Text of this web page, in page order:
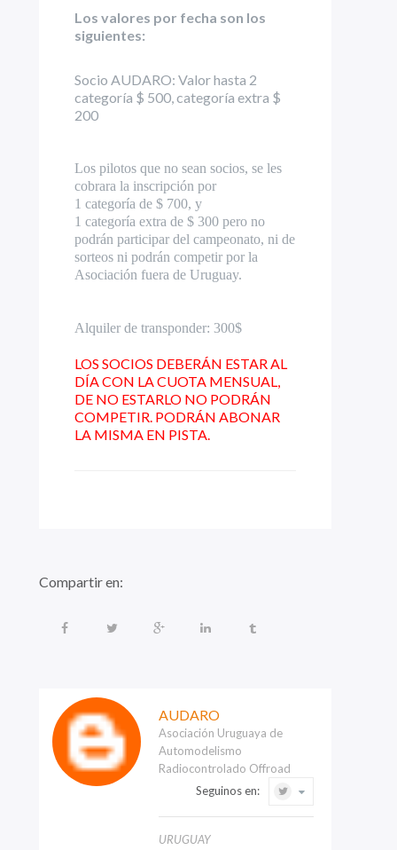
Los valores por fecha son los
siguientes:
Socio AUDARO: Valor hasta 2
categoría $ 500, categoría extra $
200
Los pilotos que no sean socios, se les
cobrara la inscripción por
1 categoría de $ 700, y
1 categoría extra de $ 300 pero no
podrán participar del campeonato, ni de
sorteos ni podrán competir por la
Asociación fuera de Uruguay.
Alquiler de transponder: 300$
LOS SOCIOS DEBERÁN ESTAR AL
DÍA CON LA CUOTA MENSUAL,
DE NO ESTARLO NO PODRÁN
COMPETIR. PODRÁN ABONAR
LA MISMA EN PISTA.
Compartir en:
AUDARO
Asociación Uruguaya de
Automodelismo
Radiocontrolado Offroad
Seguinos en:
URUGUAY